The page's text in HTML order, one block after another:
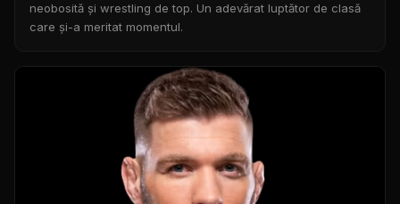
neobosită și wrestling de top. Un adevărat luptător de clasă
care și-a meritat momentul.